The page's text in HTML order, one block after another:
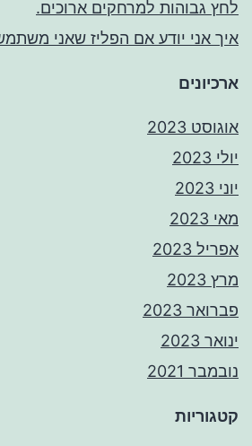
לחץ גבוהות למרחקים ארוכים.
איך אני יודע אם הפליז שאני
ארכיונים
אוגוסט 2023
יולי 2023
יוני 2023
מאי 2023
אפריל 2023
מרץ 2023
פברואר 2023
ינואר 2023
נובמבר 2021
קטגוריות